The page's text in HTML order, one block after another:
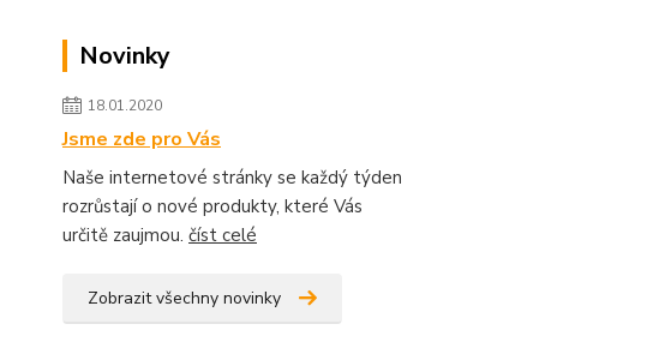
Novinky
18.01.2020
Jsme zde pro Vás
Naše internetové stránky se každý týden
rozrůstají o nové produkty, které Vás
určitě zaujmou. číst celé
Zobrazit všechny novinky